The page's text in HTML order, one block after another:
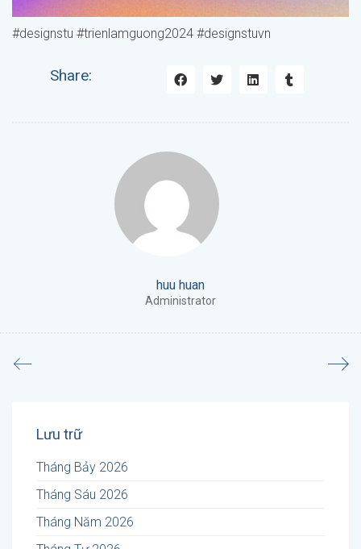
#designstu #trienlamguong2024 #designstuvn
Share:
huu huan
Administrator
Lưu trữ
Tháng Bảy 2026
Tháng Sáu 2026
Tháng Năm 2026